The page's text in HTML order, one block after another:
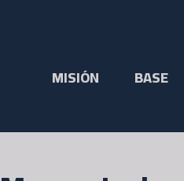
MISIÓN BASE